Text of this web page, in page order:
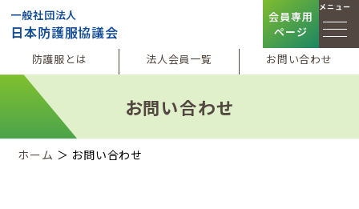
一般社団法人
日本防護服協議会
会員専用
ページ
メニュー
防護服とは 法人会員一覧 お問い合わせ
お問い合わせ
ホーム ＞ お問い合わせ